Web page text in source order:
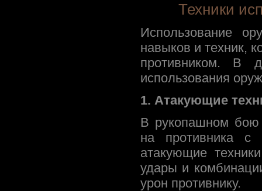
Техники
Использование
навыков и техник,
противником. В
использования
1. Атакующие
В рукопашном бою
на противника с
атакующие
удары и
урон противнику.